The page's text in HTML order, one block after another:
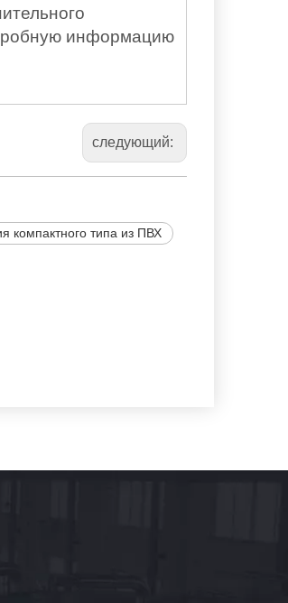
информацию
следующий:
компактного типа из ПВХ